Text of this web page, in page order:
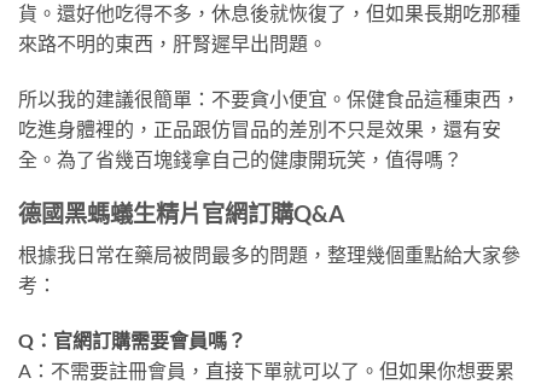
貨。還好他吃得不多，休息後就恢復了，但如果長期吃那種
來路不明的東西，肝腎遲早出問題。
所以我的建議很簡單：不要貪小便宜。保健食品這種東西，
吃進身體裡的，正品跟仿冒品的差別不只是效果，還有安
全。為了省幾百塊錢拿自己的健康開玩笑，值得嗎？
德國黑螞蟻生精片官網訂購Q&A
根據我日常在藥局被問最多的問題，整理幾個重點給大家參
考：
Q：官網訂購需要會員嗎？
A：不需要註冊會員，直接下單就可以了。但如果你想要累